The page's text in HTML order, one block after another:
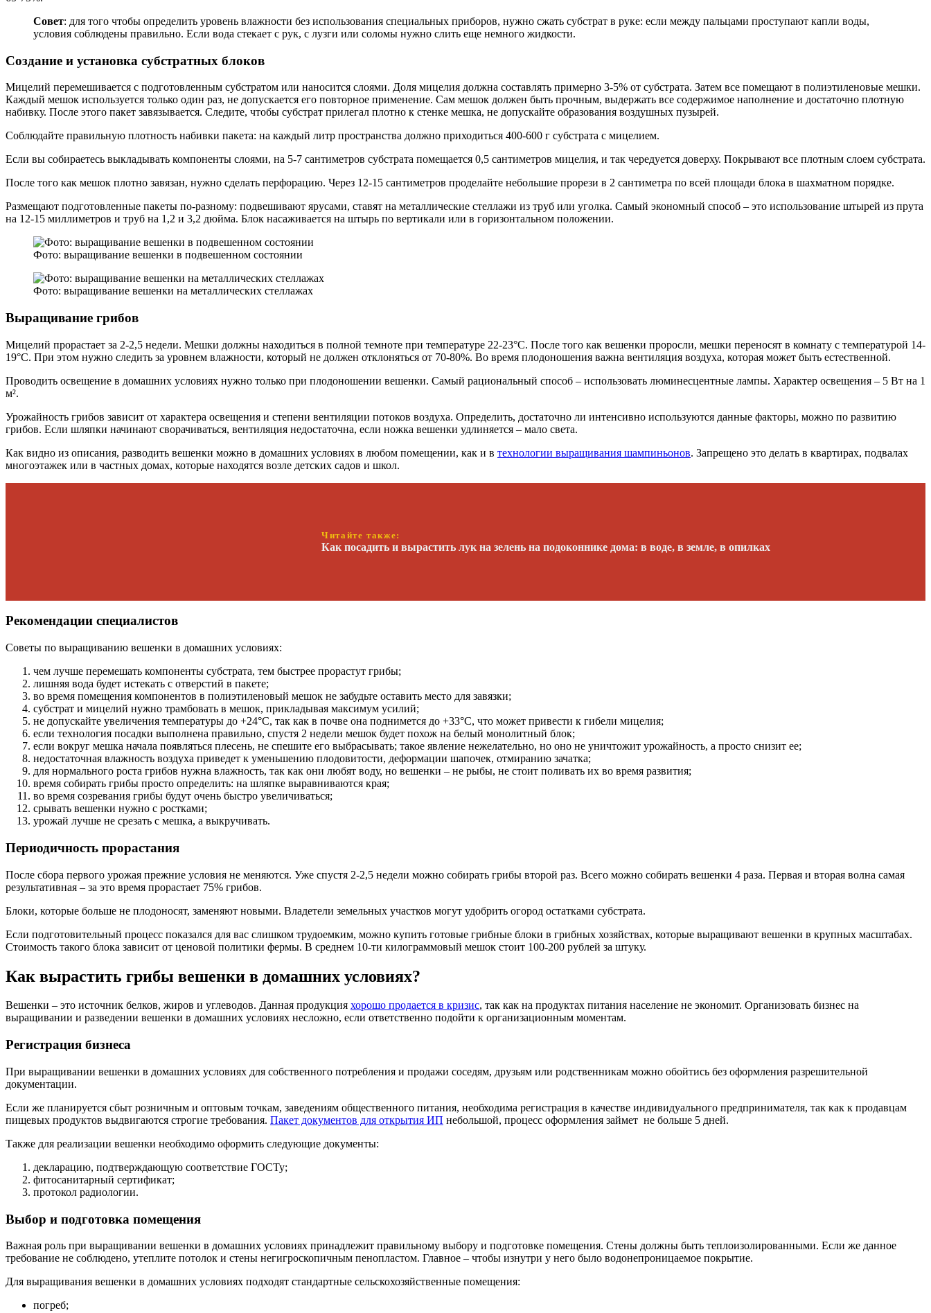
Совет: для того чтобы определить уровень влажности без использования специальных приборов, нужно сжать субстрат в руке: если между пальцами проступают капли воды,
условия соблюдены правильно. Если вода стекает с рук, с лузги или соломы нужно слить еще немного жидкости.
Создание и установка субстратных блоков
Мицелий перемешивается с подготовленным субстратом или наносится слоями. Доля мицелия должна составлять примерно 3-5% от субстрата. Затем все помещают в полиэтиленовые мешки.
Каждый мешок используется только один раз, не допускается его повторное применение. Сам мешок должен быть прочным, выдержать все содержимое наполнение и достаточно плотную
набивку. После этого пакет завязывается. Следите, чтобы субстрат прилегал плотно к стенке мешка, не допускайте образования воздушных пузырей.
Соблюдайте правильную плотность набивки пакета: на каждый литр пространства должно приходиться 400-600 г субстрата с мицелием.
Если вы собираетесь выкладывать компоненты слоями, на 5-7 сантиметров субстрата помещается 0,5 сантиметров мицелия, и так чередуется доверху. Покрывают все плотным слоем субстрата.
После того как мешок плотно завязан, нужно сделать перфорацию. Через 12-15 сантиметров проделайте небольшие прорези в 2 сантиметра по всей площади блока в шахматном порядке.
Размещают подготовленные пакеты по-разному: подвешивают ярусами, ставят на металлические стеллажи из труб или уголка. Самый экономный способ – это использование штырей из прута
на 12-15 миллиметров и труб на 1,2 и 3,2 дюйма. Блок насаживается на штырь по вертикали или в горизонтальном положении.
Фото: выращивание вешенки в подвешенном состоянии
Фото: выращивание вешенки на металлических стеллажах
Выращивание грибов
Мицелий прорастает за 2-2,5 недели. Мешки должны находиться в полной темноте при температуре 22-23°С. После того как вешенки проросли, мешки переносят в комнату с температурой 14-
19°С. При этом нужно следить за уровнем влажности, который не должен отклоняться от 70-80%. Во время плодоношения важна вентиляция воздуха, которая может быть естественной.
Проводить освещение в домашних условиях нужно только при плодоношении вешенки. Самый рациональный способ – использовать люминесцентные лампы. Характер освещения – 5 Вт на 1
м².
Урожайность грибов зависит от характера освещения и степени вентиляции потоков воздуха. Определить, достаточно ли интенсивно используются данные факторы, можно по развитию
грибов. Если шляпки начинают сворачиваться, вентиляция недостаточна, если ножка вешенки удлиняется – мало света.
Как видно из описания, разводить вешенки можно в домашних условиях в любом помещении, как и в технологии выращивания шампиньонов. Запрещено это делать в квартирах, подвалах
многоэтажек или в частных домах, которые находятся возле детских садов и школ.
Читайте также:
Как посадить и вырастить лук на зелень на подоконнике дома: в воде, в земле, в опилках
Рекомендации специалистов
Советы по выращиванию вешенки в домашних условиях:
чем лучше перемешать компоненты субстрата, тем быстрее прорастут грибы;
лишняя вода будет истекать с отверстий в пакете;
во время помещения компонентов в полиэтиленовый мешок не забудьте оставить место для завязки;
субстрат и мицелий нужно трамбовать в мешок, прикладывая максимум усилий;
не допускайте увеличения температуры до +24°С, так как в почве она поднимется до +33°С, что может привести к гибели мицелия;
если технология посадки выполнена правильно, спустя 2 недели мешок будет похож на белый монолитный блок;
если вокруг мешка начала появляться плесень, не спешите его выбрасывать; такое явление нежелательно, но оно не уничтожит урожайность, а просто снизит ее;
недостаточная влажность воздуха приведет к уменьшению плодовитости, деформации шапочек, отмиранию зачатка;
для нормального роста грибов нужна влажность, так как они любят воду, но вешенки – не рыбы, не стоит поливать их во время развития;
время собирать грибы просто определить: на шляпке выравниваются края;
во время созревания грибы будут очень быстро увеличиваться;
срывать вешенки нужно с ростками;
урожай лучше не срезать с мешка, а выкручивать.
Периодичность прорастания
После сбора первого урожая прежние условия не меняются. Уже спустя 2-2,5 недели можно собирать грибы второй раз. Всего можно собирать вешенки 4 раза. Первая и вторая волна самая
результативная – за это время прорастает 75% грибов.
Блоки, которые больше не плодоносят, заменяют новыми. Владетели земельных участков могут удобрить огород остатками субстрата.
Если подготовительный процесс показался для вас слишком трудоемким, можно купить готовые грибные блоки в грибных хозяйствах, которые выращивают вешенки в крупных масштабах.
Стоимость такого блока зависит от ценовой политики фермы. В среднем 10-ти килограммовый мешок стоит 100-200 рублей за штуку.
Как вырастить грибы вешенки в домашних условиях?
Вешенки – это источник белков, жиров и углеводов. Данная продукция хорошо продается в кризис, так как на продуктах питания население не экономит. Организовать бизнес на
выращивании и разведении вешенки в домашних условиях несложно, если ответственно подойти к организационным моментам.
Регистрация бизнеса
При выращивании вешенки в домашних условиях для собственного потребления и продажи соседям, друзьям или родственникам можно обойтись без оформления разрешительной
документации.
Если же планируется сбыт розничным и оптовым точкам, заведениям общественного питания, необходима регистрация в качестве индивидуального предпринимателя, так как к продавцам
пищевых продуктов выдвигаются строгие требования. Пакет документов для открытия ИП небольшой, процесс оформления займет не больше 5 дней.
Также для реализации вешенки необходимо оформить следующие документы:
декларацию, подтверждающую соответствие ГОСТу;
фитосанитарный сертификат;
протокол радиологии.
Выбор и подготовка помещения
Важная роль при выращивании вешенки в домашних условиях принадлежит правильному выбору и подготовке помещения. Стены должны быть теплоизолированными. Если же данное
требование не соблюдено, утеплите потолок и стены негигроскопичным пенопластом. Главное – чтобы изнутри у него было водонепроницаемое покрытие.
Для выращивания вешенки в домашних условиях подходят стандартные сельскохозяйственные помещения:
погреб;